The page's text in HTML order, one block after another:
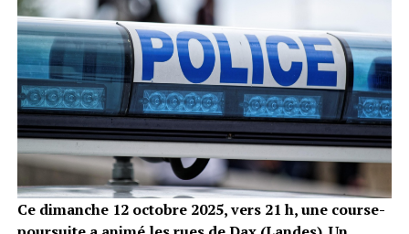
Ce dimanche 12 octobre 2025, vers 21 h, une course-